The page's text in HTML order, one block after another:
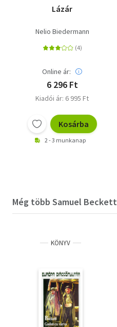
Lázár
Nelio Biedermann
Online ár:
6 296 Ft
Kiadói ár: 6 995 Ft
Kosárba
2 - 3 munkanap
Még több Samuel Beckett
KÖNYV